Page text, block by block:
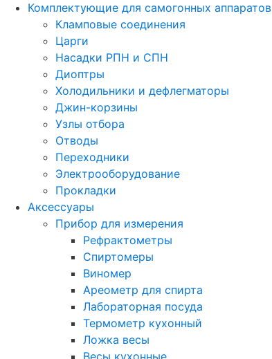
Комплектующие для самогонных аппаратов
Кламповые соединения
Царги
Насадки РПН и СПН
Диоптры
Холодильники и дефлегматоры
Джин-корзины
Узлы отбора
Отводы
Переходники
Электрооборудование
Прокладки
Аксессуары
Прибор для измерения
Рефрактометры
Спиртомеры
Виномер
Ареометр для спирта
Лабораторная посуда
Термометр кухонный
Ложка весы
Весы кухонные